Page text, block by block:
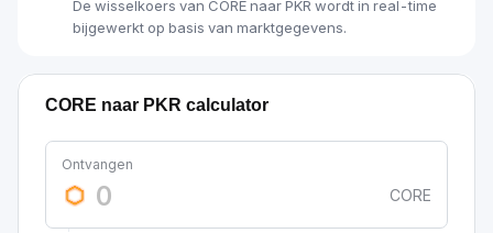
De wisselkoers van CORE naar PKR wordt in real-time
bijgewerkt op basis van marktgegevens.
CORE naar PKR calculator
Ontvangen
CORE